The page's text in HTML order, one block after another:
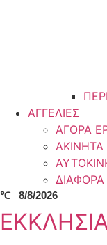
ΑΓΓΕΛΙΕΣ
ΑΓΟΡΑ
ΑΚΙΝΗΤΑ
ΔΙΑΦΟΡΑ
℃ 8/8/2026